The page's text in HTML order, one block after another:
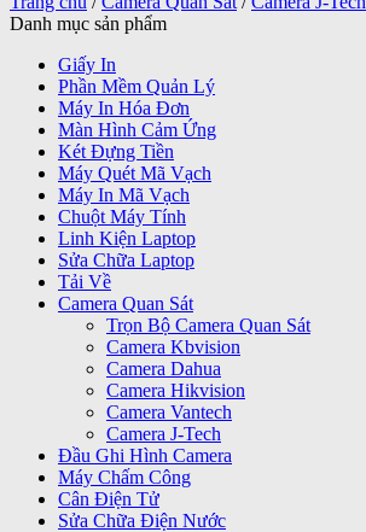
Danh mục sản phẩm
Giấy In
Phần Mềm Quản Lý
Máy In Hóa Đơn
Màn Hình Cảm Ứng
Két Đựng Tiền
Máy Quét Mã Vạch
Máy In Mã Vạch
Chuột Máy Tính
Linh Kiện Laptop
Sửa Chữa Laptop
Tải Về
Camera Quan Sát
Trọn Bộ Camera Quan Sát
Camera Kbvision
Camera Dahua
Camera Hikvision
Camera Vantech
Camera J-Tech
Đầu Ghi Hình Camera
Máy Chấm Công
Cân Điện Tử
Sửa Chữa Điện Nước